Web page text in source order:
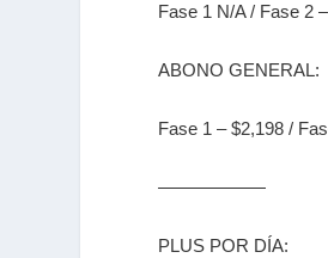
Fase 1 N/A / Fase 2
ABONO GENERAL:
Fase 1 – $2,198 /
——————
PLUS POR DÍA: